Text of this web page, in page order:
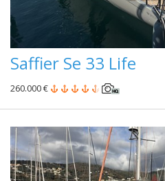
Saffier Se 33 Life
260.000 €